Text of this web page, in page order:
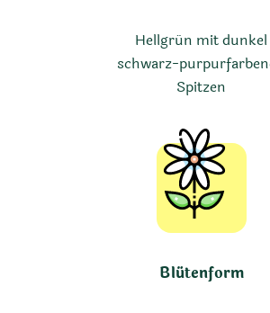
Hellgrün mit dunkel
schwarz-
Spitzen
Blütenform